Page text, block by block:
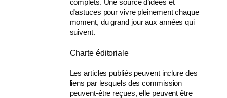
complets. Une source d’idées et
d’astuces pour vivre pleinement chaque
moment, du grand jour aux années qui
suivent.
Charte éditoriale
Les articles publiés peuvent inclure des
liens par lesquels des commission
peuvent-être reçues, elle peuvent être